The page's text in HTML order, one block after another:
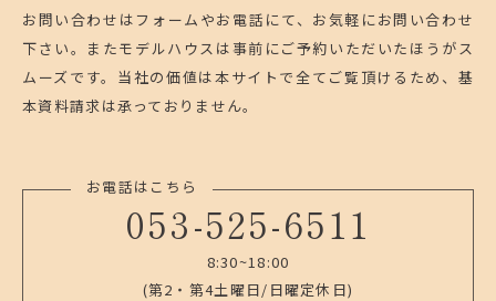
お問い合わせはフォームやお電話にて、お気軽にお問い合わせ
下さい。 またモデルハウスは事前にご予約いただいたほうがス
ムーズです。 当社の価値は本サイトで全てご覧頂けるため、基
本資料請求は承っておりません。
お電話はこちら
053-525-6511
8:30~18:00
(第2・第4土曜日/日曜定休日)